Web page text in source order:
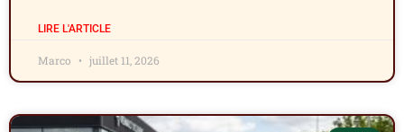
LIRE L'ARTICLE
Marco juillet 11, 2026